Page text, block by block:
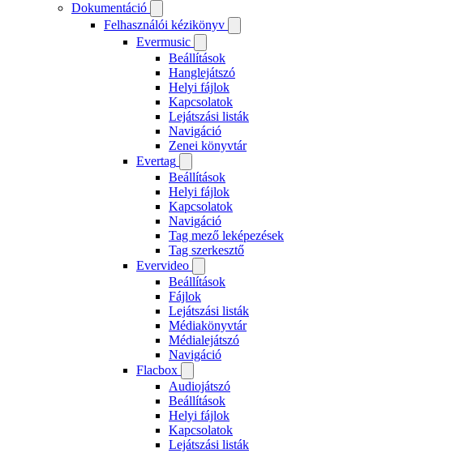
Dokumentáció
Felhasználói kézikönyv
Evermusic
Beállítások
Hanglejátszó
Helyi fájlok
Kapcsolatok
Lejátszási listák
Navigáció
Zenei könyvtár
Evertag
Beállítások
Helyi fájlok
Kapcsolatok
Navigáció
Tag mező leképezések
Tag szerkesztő
Evervideo
Beállítások
Fájlok
Lejátszási listák
Médiakönyvtár
Médialejátszó
Navigáció
Flacbox
Audiojátszó
Beállítások
Helyi fájlok
Kapcsolatok
Lejátszási listák